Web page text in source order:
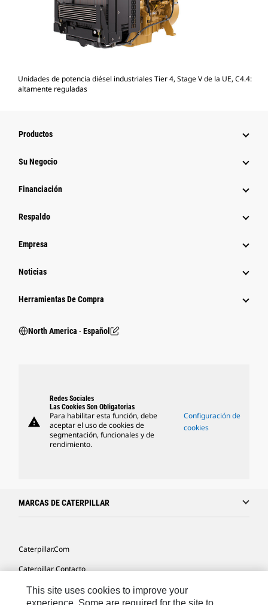
Unidades de potencia diésel industriales Tier 4, Stage V de la UE, C4.4:
altamente reguladas
Productos
Su Negocio
Financiación
Respaldo
Empresa
Noticias
Herramientas De Compra
North America ‧ Español
warning
Redes Sociales
Las Cookies Son Obligatorias
Para habilitar esta función, debe
aceptar el uso de cookies de
segmentación, funcionales y de
rendimiento.
Configuración de
cookies
MARCAS DE CATERPILLAR
Caterpillar.com
Caterpillar Contacto
Mis Preferencias De Marketing
This site uses cookies to improve your
experience. Some are required for the site to